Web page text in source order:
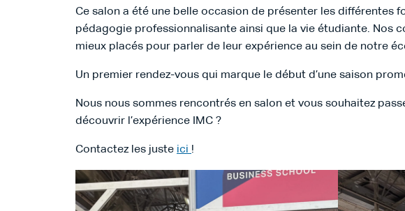
Ce salon a été une belle occasion de présenter les différentes
pédagogie professionnalisante ainsi que la vie étudiante. Nos
mieux placés pour parler de leur expérience au sein de notre
Un premier rendez-vous qui marque le début d’une saison
Nous nous sommes rencontrés en salon et vous souhaitez
découvrir l’expérience IMC ?
Contactez les juste ici !